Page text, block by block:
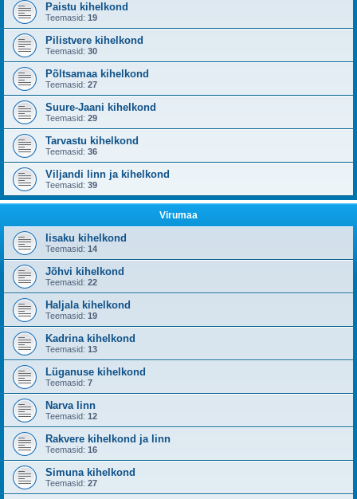
Paistu kihelkond
Teemasid: 19
Pilistvere kihelkond
Teemasid: 30
Põltsamaa kihelkond
Teemasid: 27
Suure-Jaani kihelkond
Teemasid: 29
Tarvastu kihelkond
Teemasid: 36
Viljandi linn ja kihelkond
Teemasid: 39
Virumaa
Iisaku kihelkond
Teemasid: 14
Jõhvi kihelkond
Teemasid: 22
Haljala kihelkond
Teemasid: 19
Kadrina kihelkond
Teemasid: 13
Lüganuse kihelkond
Teemasid: 7
Narva linn
Teemasid: 12
Rakvere kihelkond ja linn
Teemasid: 16
Simuna kihelkond
Teemasid: 27